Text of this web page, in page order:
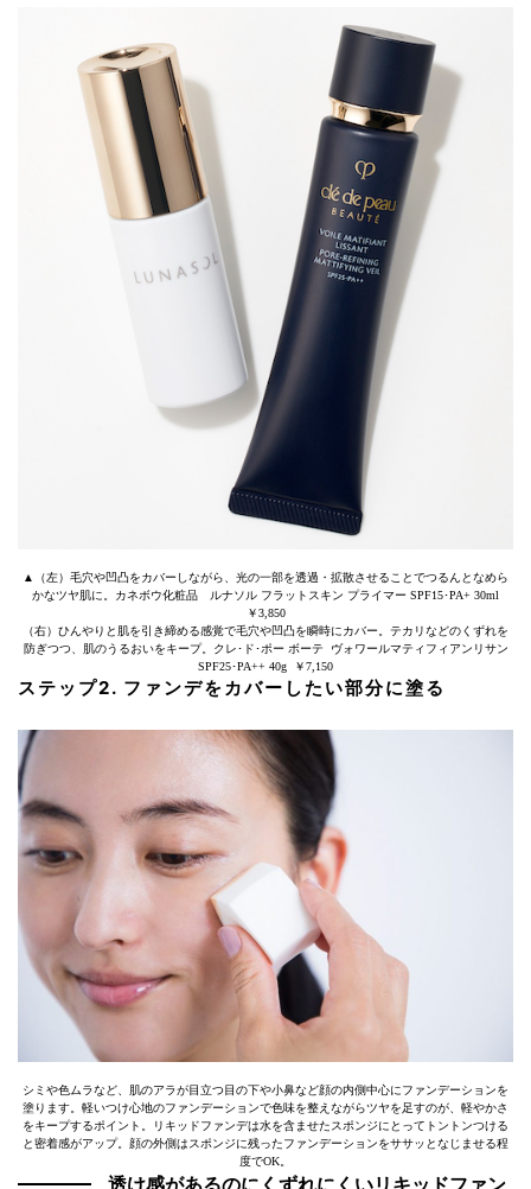
▲（左）毛穴や凹凸をカバーしながら、光の一部を透過・拡散させることでつるんとなめら
かなツヤ肌に。カネボウ化粧品 ルナソル フラットスキン プライマー SPF15･PA+ 30ml
￥3,850
（右）ひんやりと肌を引き締める感覚で毛穴や凹凸を瞬時にカバー。テカリなどのくずれを
防ぎつつ、肌のうるおいをキープ。クレ･ド･ポー ボーテ ヴォワールマティフィアンリサン
SPF25･PA++ 40g ￥7,150
ステップ2. ファンデをカバーしたい部分に塗る
シミや色ムラなど、肌のアラが目立つ目の下や小鼻など顔の内側中心にファンデーションを
塗ります。軽いつけ心地のファンデーションで色味を整えながらツヤを足すのが、軽やかさ
をキープするポイント。リキッドファンデは水を含ませたスポンジにとってトントンつける
と密着感がアップ。顔の外側はスポンジに残ったファンデーションをササッとなじませる程
度でOK。
透け感があるのにくずれにくいリキッドファン